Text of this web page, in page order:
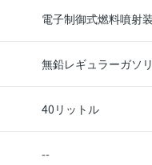
電子制御式燃料噴射装
無鉛レギュラーガソ
40リットル
--